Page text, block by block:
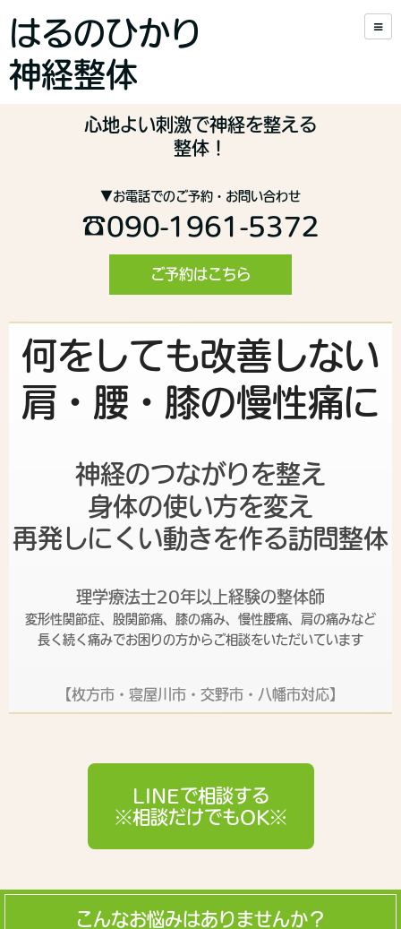
はるのひかり
神経整体
心地よい刺激で神経を整える
整体！
▼お電話でのご予約・お問い合わせ
☎090-1961-5372
ご予約はこちら
何をしても改善しない
肩・腰・膝の慢性痛に
神経のつながりを整え
身体の使い方を変え
再発しにくい動きを作る訪問整体
理学療法士20年以上経験の整体師
変形性関節症、股関節痛、膝の痛み、慢性腰痛、肩の痛みなど
長く続く痛みでお困りの方からご相談をいただいています
【枚方市・寝屋川市・交野市・八幡市対応】
LINEで相談する
※相談だけでもOK※
こんなお悩みはありませんか？